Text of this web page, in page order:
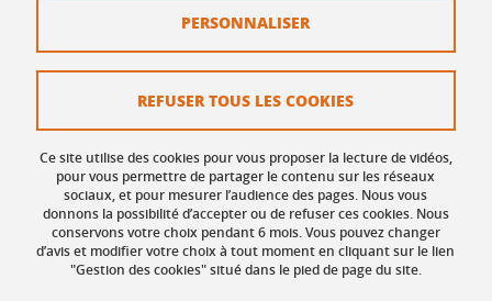
Politique des Cookies
Gestion des cookies
Accessibilité : non conforme
Ce site utilise des cookies pour vous proposer la lecture de vidéos,
pour vous permettre de partager le contenu sur les réseaux
sociaux, et pour mesurer l’audience des pages. Nous vous
donnons la possibilité d’accepter ou de refuser ces cookies. Nous
conservons votre choix pendant 6 mois. Vous pouvez changer
d’avis et modifier votre choix à tout moment en cliquant sur le lien
"Gestion des cookies" situé dans le pied de page du site.
REFUSER TOUS LES COOKIES
PERSONNALISER